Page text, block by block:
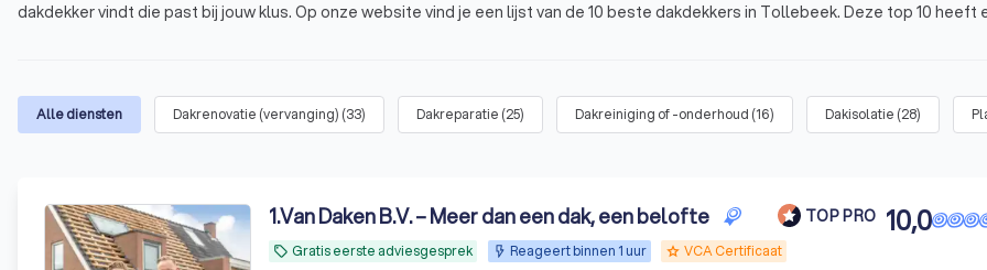
dakdekker vindt die past bij jouw klus. Op onze website vind je een lijst van de 10 beste dakdekkers in Tollebeek. Deze top 10 heeft
Waarom een professionele dakdekker in Tollebeek?
Alle diensten Dakrenovatie (vervanging) (33) Dakreparatie (25) Dakreiniging of -onderhoud (16) Dakisolatie (28)
1.Van Daken B.V. – Meer dan een dak, een belofte TOP PRO
local_offer Gratis eerste adviesgesprek Reageert binnen 1 uur grade VCA Certificaat
10,0